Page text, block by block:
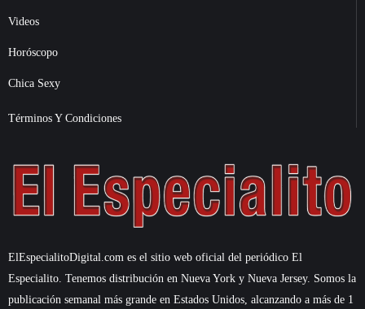
Videos
Horóscopo
Chica Sexy
Términos Y Condiciones
ElEspecialitoDigital.com es el sitio web oficial del periódico El
Especialito. Tenemos distribución en Nueva York y Nueva Jersey. Somos la
publicación semanal más grande en Estados Unidos, alcanzando a más de 1